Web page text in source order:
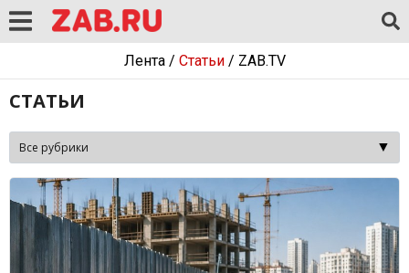
Лента/ Статьи/ ZAB.TV
СТАТЬИ